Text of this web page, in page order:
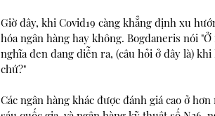
Giờ đây, khi Covid19 càng khẳng định xu
hóa ngân hàng hay không. Bogdaneris nói
nghĩa đen đang diễn ra, (câu hỏi ở đây là)
chứ?"
Các ngân hàng khác được đánh giá cao ở